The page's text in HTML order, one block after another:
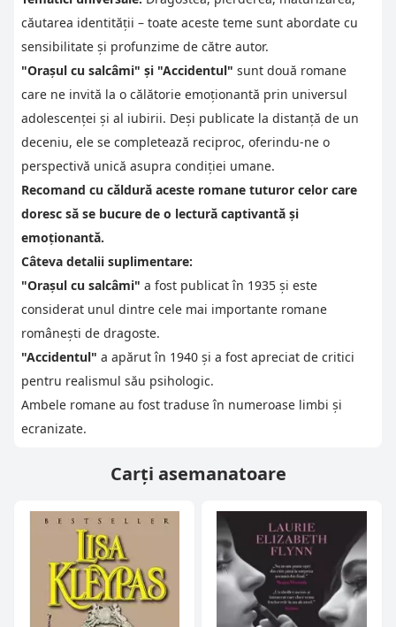
căutarea identității – toate aceste teme sunt abordate cu
sensibilitate și profunzime de către autor.
"Orașul cu salcâmi" și "Accidentul" sunt două romane
care ne invită la o călătorie emoționantă prin universul
adolescenței și al iubirii. Deși publicate la distanță de un
deceniu, ele se completează reciproc, oferindu-ne o
perspectivă unică asupra condiției umane.
Recomand cu căldură aceste romane tuturor celor care
doresc să se bucure de o lectură captivantă și
emoționantă.
Câteva detalii suplimentare:
"Orașul cu salcâmi" a fost publicat în 1935 și este
considerat unul dintre cele mai importante romane
românești de dragoste.
"Accidentul" a apărut în 1940 și a fost apreciat de critici
pentru realismul său psihologic.
Ambele romane au fost traduse în numeroase limbi și
ecranizate.
Carți asemanatoare